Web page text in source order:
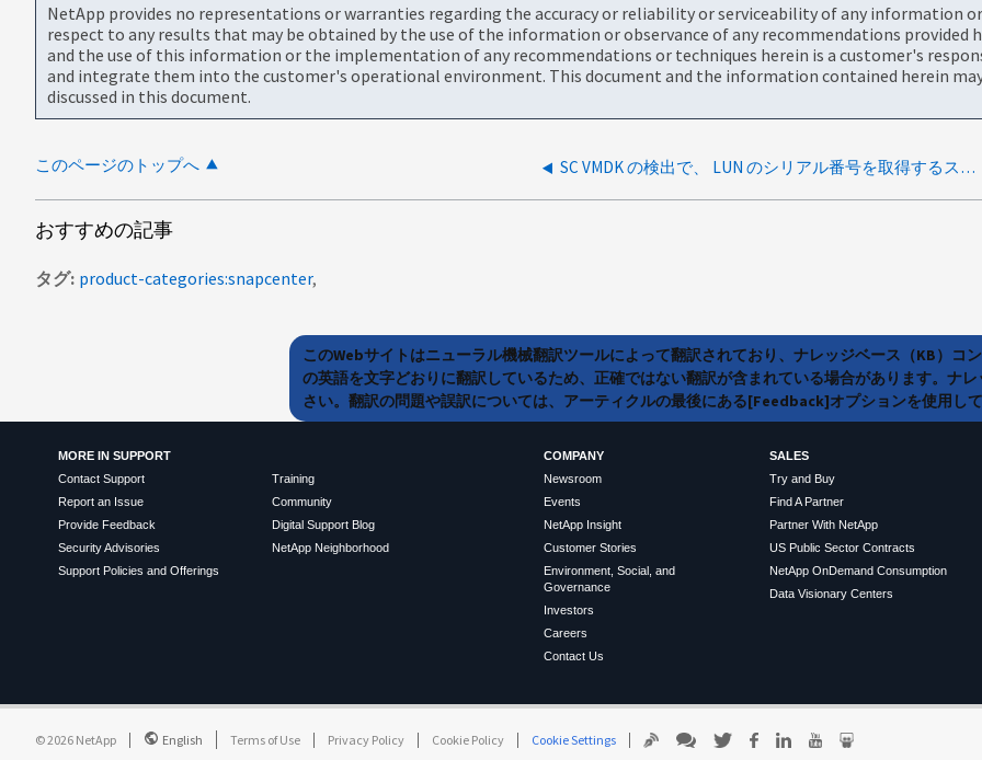
NetApp provides no representations or warranties regarding the accuracy or reliability or serviceability of any information
respect to any results that may be obtained by the use of the information or observance of any recommendations
and the use of this information or the implementation of any recommendations or techniques herein is a customer's
and integrate them into the customer's operational environment. This document and the information contained herein
discussed in this document.
このページのトップへ SC VMDK の検出で、 LUN のシリアル番号を取得するストレージシステムが特定されません
おすすめの記事
タグ product-categories:snapcenter
このWebサイトはニューラル機械翻訳ツールによって翻訳されており、ナレッジベース（KB）
の英語を文字どおりに翻訳しているため、正確ではない翻訳が含まれている場合があります。ナ
さい。翻訳の問題や誤訳については、アーティクルの最後にある[Feedback]オプションを使用し
MORE IN SUPPORT
Contact Support
Report an Issue
Provide Feedback
Security Advisories
Support Policies and Offerings
Training
Community
Digital Support Blog
NetApp Neighborhood
COMPANY
Newsroom
Events
NetApp Insight
Customer Stories
Environment, Social, and
Governance
Investors
Careers
Contact Us
SALES
Try and Buy
Find A Partner
Partner With NetApp
US Public Sector Contracts
NetApp OnDemand Consumption
Data Visionary Centers
©2026 NetApp English Terms of Use Privacy Policy Cookie Policy Cookie Settings